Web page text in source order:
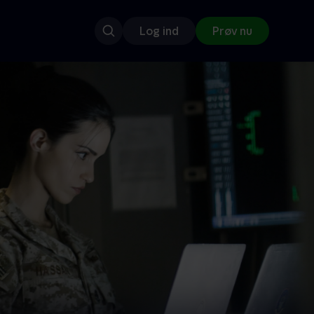
Log ind Prøv nu